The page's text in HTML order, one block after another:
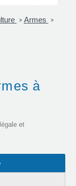
> Armes >
à
et